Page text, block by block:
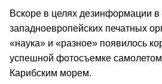
Вскоре в целях дезинформации в
западноевропейских печатных
«наука» и «разное» появилось
успешной фотосъемке
Карибским морем.